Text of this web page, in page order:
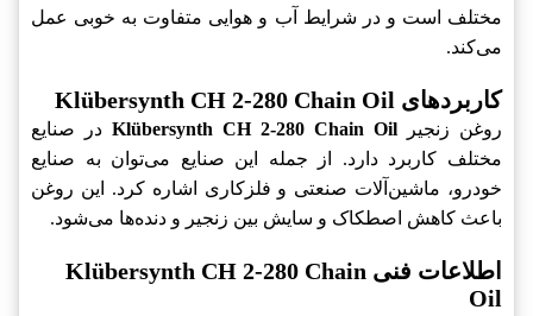
مختلف است و در شرایط آب و هوایی متفاوت به خوبی عمل
می‌کند.
کاربردهای Klübersynth CH 2-280 Chain Oil
روغن زنجیر Klübersynth CH 2-280 Chain Oil در صنایع
مختلف کاربرد دارد. از جمله این صنایع می‌توان به صنایع
خودرو، ماشین‌آلات صنعتی و فلزکاری اشاره کرد. این روغن
باعث کاهش اصطکاک و سایش بین زنجیر و دنده‌ها می‌شود.
اطلاعات فنی Klübersynth CH 2-280 Chain
Oil